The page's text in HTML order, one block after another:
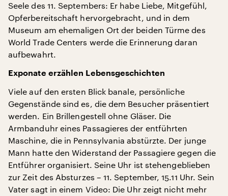
Seele des 11. Septembers: Er habe Liebe, Mitgefühl,
Opferbereitschaft hervorgebracht, und in dem
Museum am ehemaligen Ort der beiden Türme des
World Trade Centers werde die Erinnerung daran
aufbewahrt.
Exponate erzählen Lebensgeschichten
Viele auf den ersten Blick banale, persönliche
Gegenstände sind es, die dem Besucher präsentiert
werden. Ein Brillengestell ohne Gläser. Die
Armbanduhr eines Passagieres der entführten
Maschine, die in Pennsylvania abstürzte. Der junge
Mann hatte den Widerstand der Passagiere gegen die
Entführer organisiert. Seine Uhr ist stehengeblieben
zur Zeit des Absturzes – 11. September, 15.11 Uhr. Sein
Vater sagt in einem Video: Die Uhr zeigt nicht mehr